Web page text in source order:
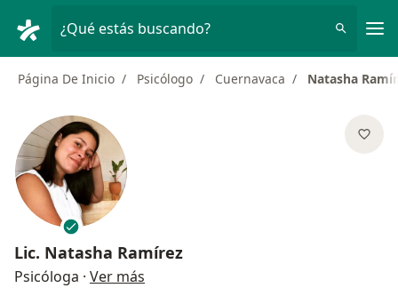
¿Qué estás buscando?
Página De Inicio Psicólogo Cuernavaca Natasha
Lic. Natasha Ramírez
Psicóloga · Ver más